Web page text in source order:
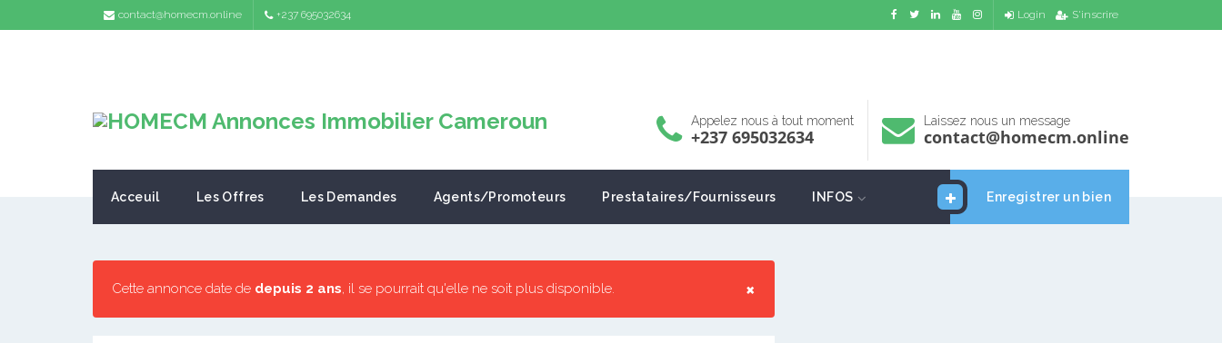
contact@homecm.online +237 695032634 Login S'inscrire
Appelez nous à tout moment
+237 695032634
Laissez nous un message
contact@homecm.online
Enregistrer un bien
Acceuil Les Offres Les Demandes Agents/Promoteurs Prestataires/Fournisseurs INFOS
×
Cette annonce date de depuis 2 ans, il se pourrait qu'elle ne soit plus disponible.